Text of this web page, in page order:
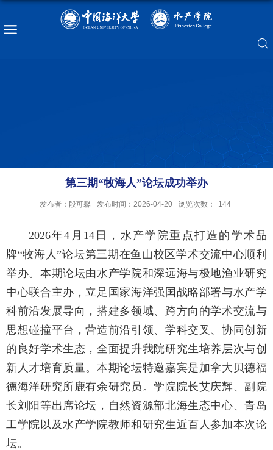
第三期“牧海人”论坛成功举办
发布者：段可馨 发布时间：2026-04-20 浏览次数： 144
2026年4月14日，水产学院重点打造的学术品
牌“牧海人”论坛第三期在鱼山校区学术交流中心顺利
举办。本期论坛由水产学院和深远海与极地渔业研究
中心联合主办，立足国家海洋强国战略部署与水产学
科前沿发展导向，搭建多领域、跨方向的学术交流与
思想碰撞平台，营造前沿引领、学科交叉、协同创新
的良好学术生态，全面提升我院研究生培养层次与创
新人才培育质量。本期论坛特邀嘉宾是加拿大贝德福
德海洋研究所鹿有余研究员。学院院长艾庆辉、副院
长刘阳等出席论坛，自然资源部北海生态中心、青岛
工学院以及水产学院教师和研究生近百人参加本次论
坛。